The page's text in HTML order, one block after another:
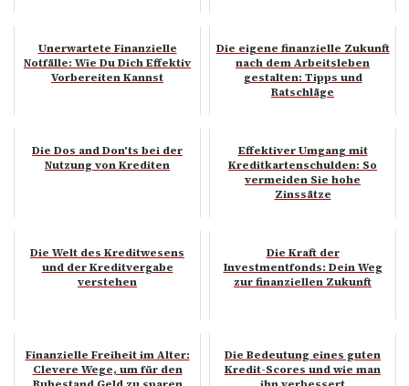
Unerwartete Finanzielle
Notfälle: Wie Du Dich Effektiv
Vorbereiten Kannst
Die eigene finanzielle Zukunft
nach dem Arbeitsleben
gestalten: Tipps und
Ratschläge
Die Dos and Don'ts bei der
Nutzung von Krediten
Effektiver Umgang mit
Kreditkartenschulden: So
vermeiden Sie hohe
Zinssätze
Die Welt des Kreditwesens
und der Kreditvergabe
verstehen
Die Kraft der
Investmentfonds: Dein Weg
zur finanziellen Zukunft
Finanzielle Freiheit im Alter:
Clevere Wege, um für den
Die Bedeutung eines guten
Kredit-Scores und wie man